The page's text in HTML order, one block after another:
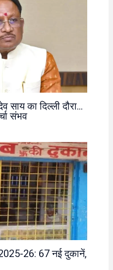
साय का दिल्ली दौरा…
संभव
26: 67 नई दुकानें,